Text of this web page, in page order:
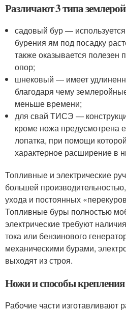
Различают 3 типа
садовый бур —
бурения ям под посадку
также оказывается полезен
опор;
шнековый — имеет
благодаря чему
меньше времени;
для свай ТИСЭ —
кроме ножа предусмотрена
лопатка, при помощи
характерное расширение в
Топливные и электрические
большей
ухода и постоянных
Топливные буры полностью
электрические требуют
тока или бензинового
механическими бурами,
выходят из строя.
Ножи и способы крепления
Рабочие части изготавливают